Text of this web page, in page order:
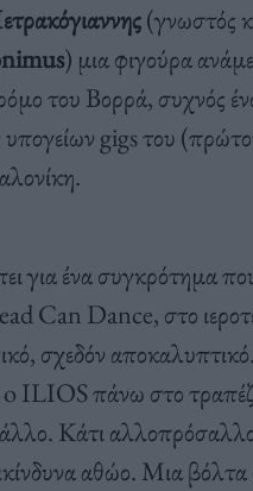
(γνωστός
) μια φιγούρα
του Βορρά, συχνός
υπογείων gigs του
για ένα συγκρότημα
Can Dance, στο
σχεδόν
ILIOS πάνω στο
Κάτι
αθώο. Μια